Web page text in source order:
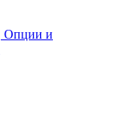
Опции и